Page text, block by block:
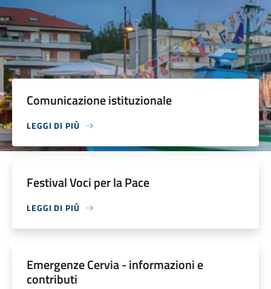
Comunicazione istituzionale
LEGGI DI PIÙ
Festival Voci per la Pace
LEGGI DI PIÙ
Emergenze Cervia - informazioni e
contributi